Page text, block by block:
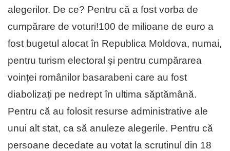
alegerilor. De ce? Pentru că a fost vorba de
cumpărare de voturi!100 de milioane de euro a
fost bugetul alocat în Republica Moldova, numai,
pentru turism electoral și pentru cumpărarea
voinței românilor basarabeni care au fost
diabolizați pe nedrept în ultima săptămână.
Pentru că au folosit resurse administrative ale
unui alt stat, ca să anuleze alegerile. Pentru că
persoane decedate au votat la scrutinul din 18